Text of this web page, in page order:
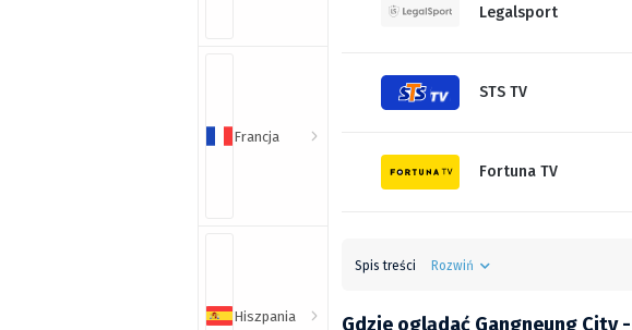
Francja
Hiszpania
Legalsport
STS TV
Fortuna TV
Spis treści Rozwiń
Gdzie oglądać Gangneung City